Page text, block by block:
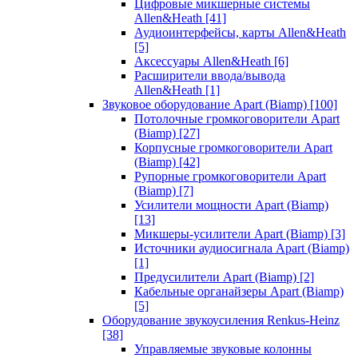
Цифровые микшерные системы
Allen&Heath [41]
Аудиоинтерфейсы, карты Allen&Heath
[5]
Аксессуары Allen&Heath [6]
Расширители ввода/вывода
Allen&Heath [1]
Звуковое оборудование Apart (Biamp) [100]
Потолочные громкоговорители Apart
(Biamp) [27]
Корпусные громкоговорители Apart
(Biamp) [42]
Рупорные громкоговорители Apart
(Biamp) [7]
Усилители мощности Apart (Biamp)
[13]
Микшеры-усилители Apart (Biamp) [3]
Источники аудиосигнала Apart (Biamp)
[1]
Предусилители Apart (Biamp) [2]
Кабельные органайзеры Apart (Biamp)
[5]
Оборудование звукоусиления Renkus-Heinz
[38]
Управляемые звуковые колонны